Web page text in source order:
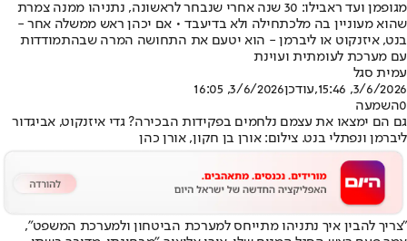
מגופמן ועד ראבילו: 30 שנה אחרי שנבחר לראשונה, נתניהו ממנה צמרת
שהוא מעוניין בה מלכתחילה ולא בדיעבד • אם יכהן ראש ממשלה אחר -
בנט, איזנקוט או ליברמן - הוא יטעם את התחושה המרה שבהתמודדות
עם מערכת לעומתית ועוינת
עמית סגל
3/6/2026, 15:46
,עודכן3/6/2026, 16:05
0השמעה
גם הם ימצאו את עצמם נלחמים בפקידות הבכירה? גדי איזנקוט, אביגדור
ליברמן ונפתלי בנט. צילום: אורן בן חקון, אורן כהן
"צריך להבין איך נתניהו מתייחס למערכת הביטחון ולמערכת המשפט",